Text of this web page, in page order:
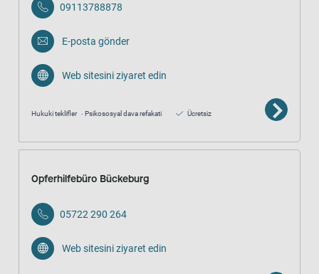
09113788878
E-posta gönder
Web sitesini ziyaret edin
Hukuki teklifler Psikososyal dava refakati Ücretsiz
Opferhilfebüro Bückeburg
05722 290 264
Web sitesini ziyaret edin